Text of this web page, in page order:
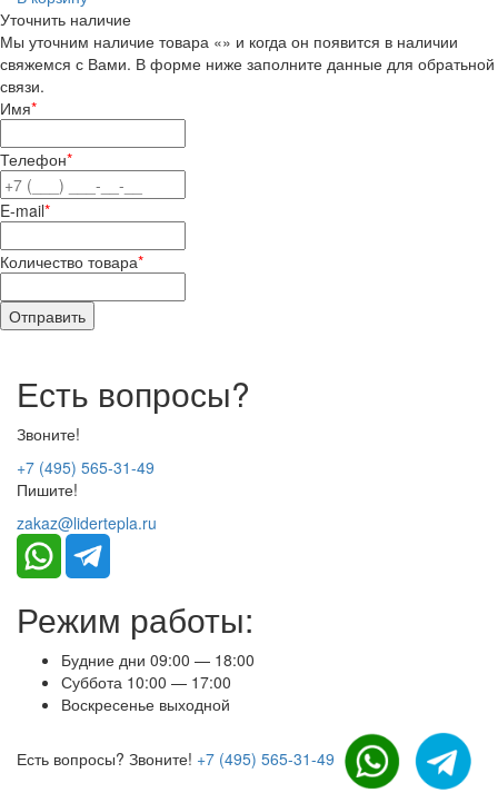
Уточнить наличие
Мы уточним наличие товара «» и когда он появится в наличии
свяжемся с Вами. В форме ниже заполните данные для обратьной
связи.
Имя*
Телефон*
E-mail*
Количество товара*
Есть вопросы?
Звоните!
+7 (495) 565-31-49
Пишите!
zakaz@lidertepla.ru
Режим работы:
Будние дни 09:00 — 18:00
Суббота 10:00 — 17:00
Воскресенье выходной
Есть вопросы? Звоните! +7 (495) 565-31-49